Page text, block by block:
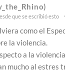
que se escribió esto
como el
la violencia.
a la
mucho al estres